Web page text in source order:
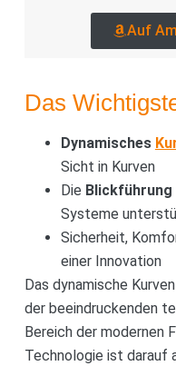
Auf
Das
Dynamisches
Sicht in Kurven
Die Blickführung
Systeme
Sicherheit,
einer Innovation
Das dynamische
der beeindruckenden
Bereich der modernen
Technologie ist darauf